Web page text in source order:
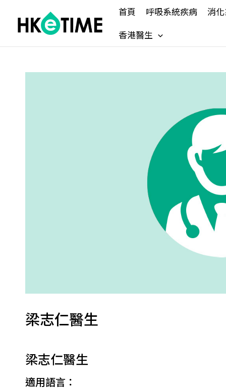
content
首頁 呼吸系統疾病
消
香港醫生
梁志仁醫生
梁志仁醫生
適用語言：